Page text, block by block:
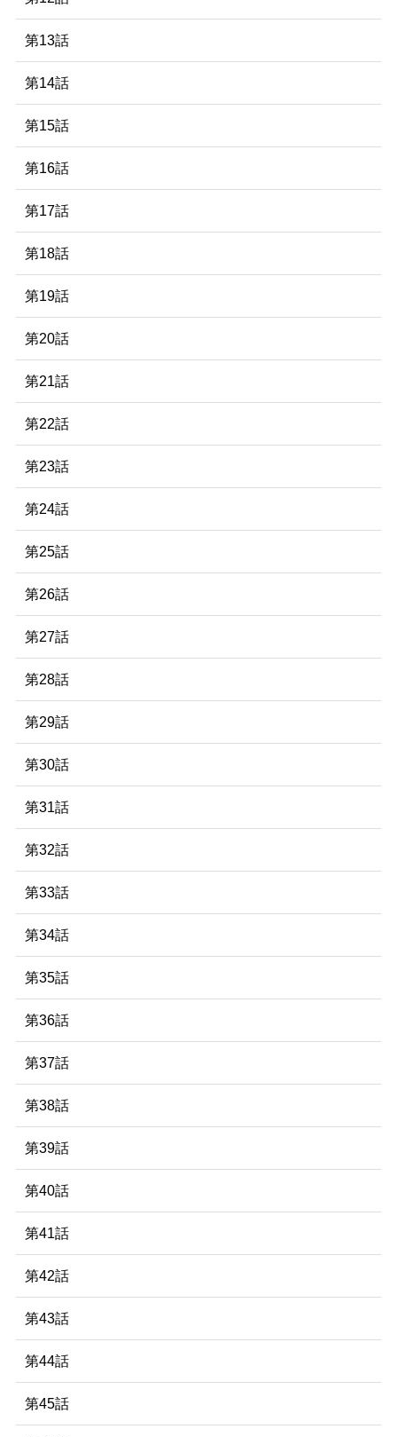
第13話
第14話
第15話
第16話
第17話
第18話
第19話
第20話
第21話
第22話
第23話
第24話
第25話
第26話
第27話
第28話
第29話
第30話
第31話
第32話
第33話
第34話
第35話
第36話
第37話
第38話
第39話
第40話
第41話
第42話
第43話
第44話
第45話